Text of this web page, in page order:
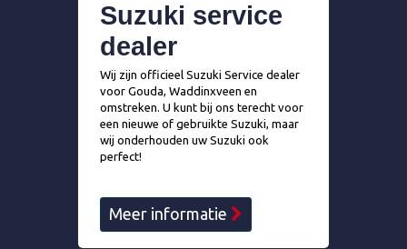
Suzuki service
dealer
Wij zijn officieel Suzuki Service dealer
voor Gouda, Waddinxveen en
omstreken. U kunt bij ons terecht voor
een nieuwe of gebruikte Suzuki, maar
wij onderhouden uw Suzuki ook
perfect!
Meer informatie